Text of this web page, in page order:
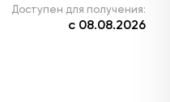
Доступен для получения:
с 08.08.2026